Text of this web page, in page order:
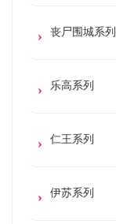
丧尸围城系列
乐高系列
仁王系列
伊苏系列